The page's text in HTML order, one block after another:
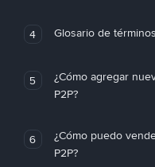
4 Glosario de
5
¿Cómo agregar
P2P?
6
¿Cómo puedo
P2P?